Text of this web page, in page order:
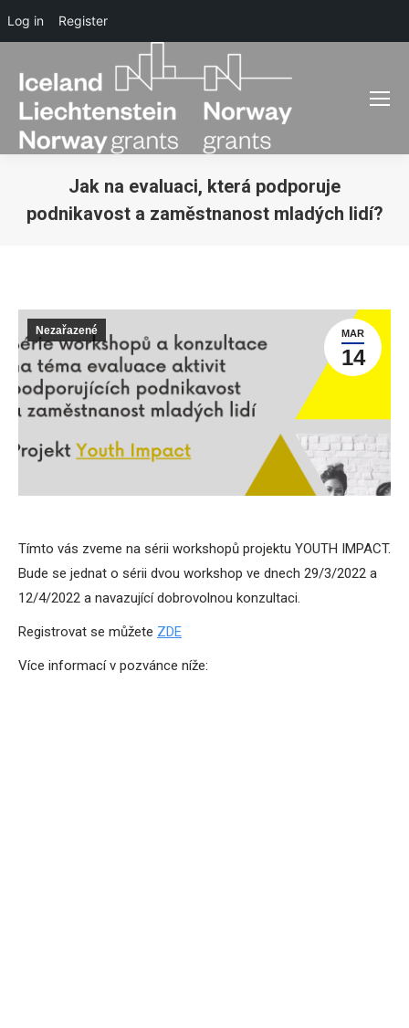
Jak na evaluaci, která podporuje
podnikavost a zaměstnanost mladých lidí?
MAR
14
Nezařazené
Tímto vás zveme na sérii workshopů projektu YOUTH IMPACT.
Bude se jednat o sérii dvou workshop ve dnech 29/3/2022 a
12/4/2022 a navazující dobrovolnou konzultaci.
Registrovat se můžete ZDE
Více informací v pozvánce níže:
Log in Register